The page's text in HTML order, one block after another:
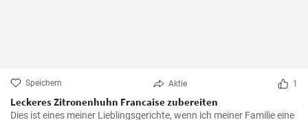
Speichern Aktie 1
Leckeres Zitronenhuhn Francaise zubereiten
Dies ist eines meiner Lieblingsgerichte, wenn ich meiner Familie eine